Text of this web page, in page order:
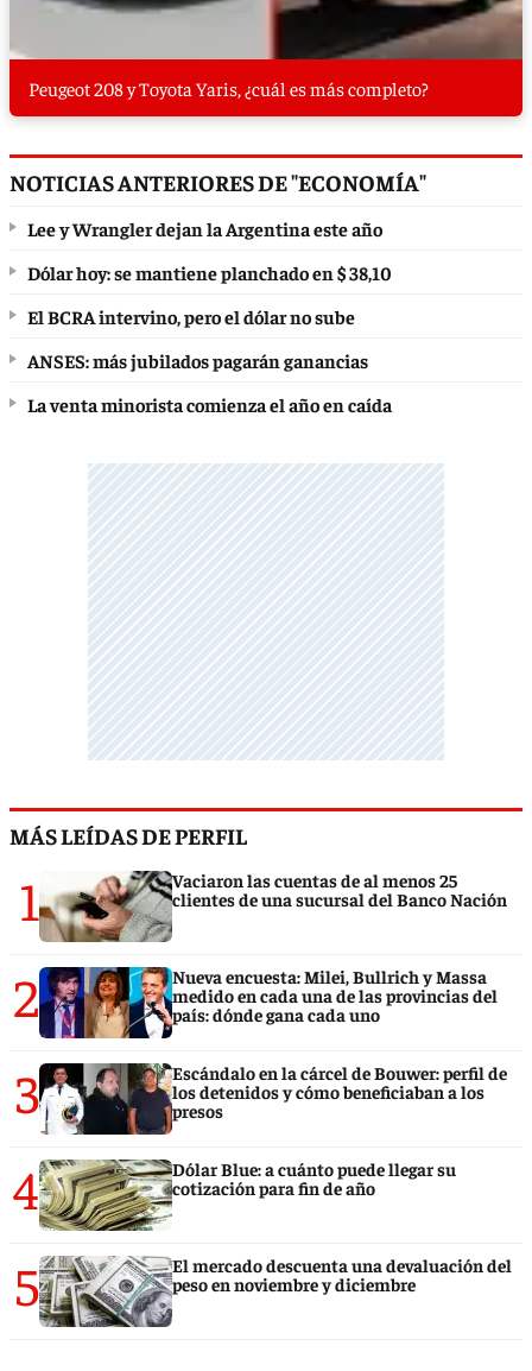
Peugeot 208 y Toyota Yaris, ¿cuál es más completo?
NOTICIAS ANTERIORES DE "ECONOMÍA"
Lee y Wrangler dejan la Argentina este año
Dólar hoy: se mantiene planchado en $ 38,10
El BCRA intervino, pero el dólar no sube
ANSES: más jubilados pagarán ganancias
La venta minorista comienza el año en caída
MÁS LEÍDAS DE PERFIL
1
Vaciaron las cuentas de al menos 25
clientes de una sucursal del Banco Nación
2
Nueva encuesta: Milei, Bullrich y Massa
medido en cada una de las provincias del
país: dónde gana cada uno
3
Escándalo en la cárcel de Bouwer: perfil de
los detenidos y cómo beneficiaban a los
presos
4
Dólar Blue: a cuánto puede llegar su
cotización para fin de año
5
El mercado descuenta una devaluación del
peso en noviembre y diciembre